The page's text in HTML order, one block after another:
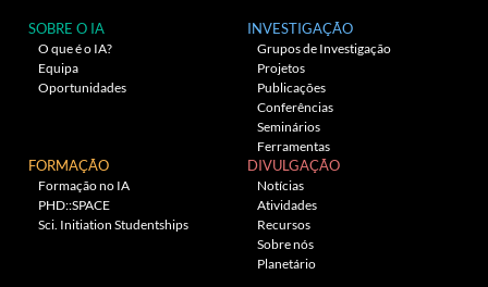
SOBRE O IA
O que é o IA?
Equipa
Oportunidades
INVESTIGAÇÃO
Grupos de Investigação
Projetos
Publicações
Conferências
Seminários
Ferramentas
FORMAÇÃO
Formação no IA
PHD::SPACE
Sci. Initiation Studentships
DIVULGAÇÃO
Notícias
Atividades
Recursos
Sobre nós
Planetário